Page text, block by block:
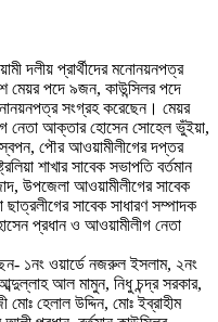
দলীয় প্রার্থীদের মনোনয়নপত্র
মেয়র পদে ৯জন, কাউন্সিলর পদে
সংগ্রহ করেছেন। মেয়র
নেতা আক্তার হোসেন সোহেল ভুঁইয়া,
পৌর আওয়ামীলীগের দপ্তর
শাখার সাবেক সভাপতি বর্তমান
উপজেলা আওয়ামীলীগের সাবেক
সাবেক সাধারণ সম্পাদক
প্রধান ও আওয়ামীলীগ নেতা
১নং ওয়ার্ডে নজরুল ইসলাম, ২নং
আল মামুন, নিধু চন্দ্র সরকার,
মোঃ হেলাল উদ্দিন, মোঃ ইব্রাহীম